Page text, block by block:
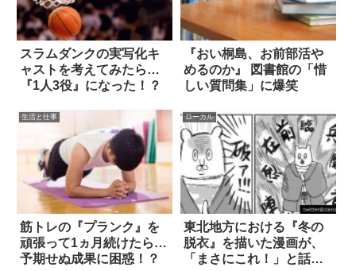
スラムダンクの実写化キ
ャストを考えてみたら…
『1人3役』になった！？
『おい桐島、お前部活や
めるのか』 図書館の「惜
しい質問集」に爆笑
生活と仕事
筋トレの『プランク』を
頑張って1ヵ月続けたら…
予期せぬ成果に困惑！？
ローカル
東北地方における『冬の
脱衣』を描いた漫画が、
「まさにこれ！」と話題